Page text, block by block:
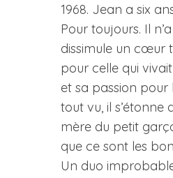
1968. Jean a six
Pour toujours. Il
dissimule un cœur
pour celle qui
et sa passion pour
tout vu, il
mère du petit
que ce sont les
Un duo